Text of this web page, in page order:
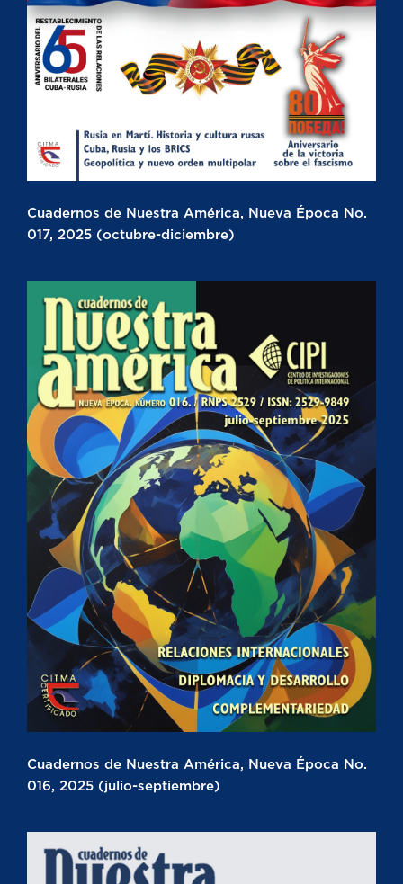
Cuadernos de Nuestra América, Nueva Época No.
017, 2025 (octubre-diciembre)
Cuadernos de Nuestra América, Nueva Época No.
016, 2025 (julio-septiembre)